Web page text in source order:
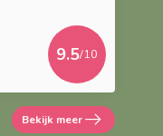
9.5/10
Bekijk meer